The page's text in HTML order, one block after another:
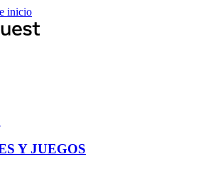
inicio
Y JUEGOS